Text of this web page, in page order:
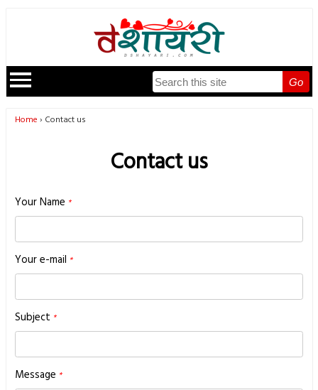
Go
Home Contact us
Contact us
Your Name
Your e-mail
Subject
Message